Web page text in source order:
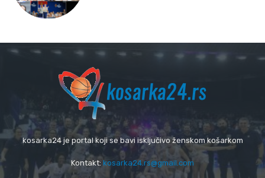
kosarka24 je portal koji se bavi isključivo ženskom košarkom
Kontakt: kosarka24.rs@gmail.com